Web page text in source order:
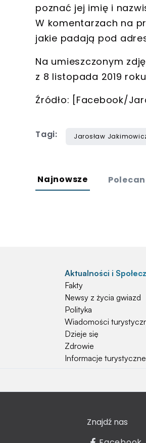
poznać jej imię i
W komentarzach na
jakie padają pod
Na umieszczonym
z 8 listopada 2019
Źródło: [Facebook/
Tagi: Jarosław
Najnowsze
Aktualności i
Fakty
Newsy z życia gwiazd
Polityka
Wiadomości
Dzieje się
Zdrowie
Informacje
Natura i Hobby
Rośliny
Technologia
Znajdź nas